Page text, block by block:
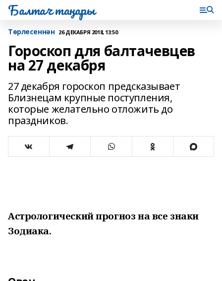
Балтач таңнары
Tөрлесеннән 26 ДЕКАБРЯ 2018, 13:50
Гороскоп для балтачевцев
на 27 декабря
27 декабря гороскоп предсказывает
Близнецам крупные поступления,
которые желательно отложить до
праздников.
Астрологический прогноз на все знаки
Зодиака.